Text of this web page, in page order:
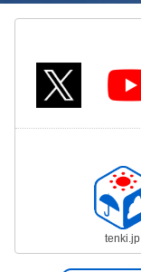
tenki.jp